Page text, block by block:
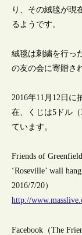
り、その絨毯が現
るようです。
絨毯は刺繍を行っ
の友の会に寄贈さ
2016年11月12日に
在、くじは5ドル
ています。
Friends of
‘Roseville’ wall
2016/7/20）
http://
Facebook（The